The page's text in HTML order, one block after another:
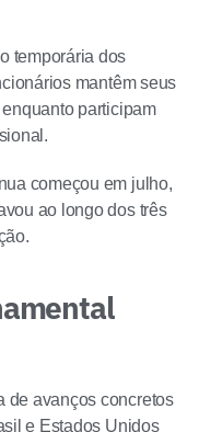
temporária dos
mantêm seus
participam
começou em julho,
ao longo dos três
de avanços concretos
e Estados Unidos